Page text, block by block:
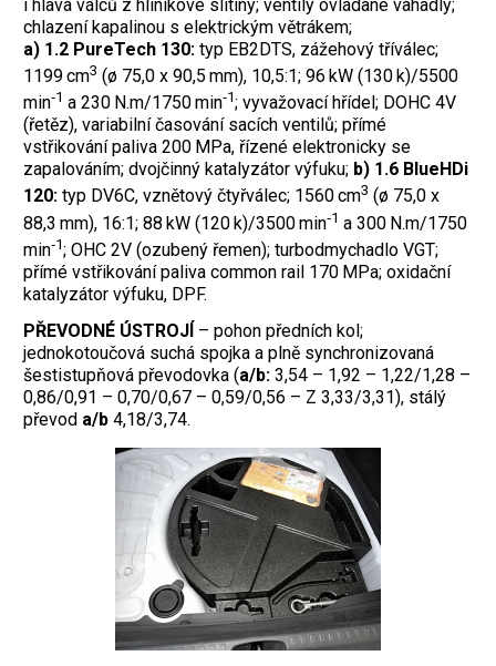
i hlava válců z hliníkové slitiny; ventily ovládané vahadly;
chlazení kapalinou s elektrickým větrákem;
a) 1.2 PureTech 130: typ EB2DTS, zážehový tříválec;
1199 cm3 (ø 75,0 x 90,5 mm), 10,5:1; 96 kW (130 k)/5500
min‑1 a 230 N.m/1750 min‑1; vyvažovací hřídel; DOHC 4V
(řetěz), variabilní časování sacích ventilů; přímé
vstřikování paliva 200 MPa, řízené elektronicky se
zapalováním; dvojčinný katalyzátor výfuku; b) 1.6 BlueHDi
120: typ DV6C, vznětový čtyřválec; 1560 cm3 (ø 75,0 x
88,3 mm), 16:1; 88 kW (120 k)/3500 min‑1 a 300 N.m/1750
min‑1; OHC 2V (ozubený řemen); turbodmychadlo VGT;
přímé vstřikování paliva common rail 170 MPa; oxidační
katalyzátor výfuku, DPF.
PŘEVODNÉ ÚSTROJÍ – pohon předních kol;
jednokotoučová suchá spojka a plně synchronizovaná
šestistupňová převodovka (a/b: 3,54 – 1,92 – 1,22/1,28 –
0,86/0,91 – 0,70/0,67 – 0,59/0,56 – Z 3,33/3,31), stálý
převod a/b 4,18/3,74.